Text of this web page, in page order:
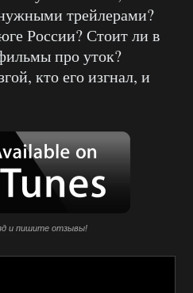
трейлерами?
России? Стоит ли в
про уток?
кто его изгнал, и
и пишите отзывы!